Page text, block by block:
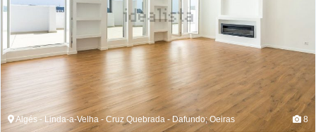
Algés - Linda-a-Velha - Cruz Quebrada - Dafundo; Oeiras 8